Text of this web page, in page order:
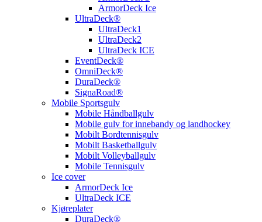
ArmorDeck Ice
UltraDeck®
UltraDeck1
UltraDeck2
UltraDeck ICE
EventDeck®
OmniDeck®
DuraDeck®
SignaRoad®
Mobile Sportsgulv
Mobile Håndballgulv
Mobile gulv for innebandy og landhockey
Mobilt Bordtennisgulv
Mobilt Basketballgulv
Mobilt Volleyballgulv
Mobile Tennisgulv
Ice cover
ArmorDeck Ice
UltraDeck ICE
Kjøreplater
DuraDeck®